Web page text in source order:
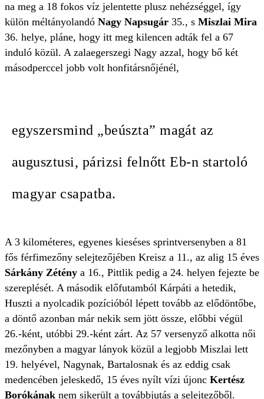
na meg a 18 fokos víz jelentette plusz nehézséggel, így
külön méltányolandó Nagy Napsugár 35., s Miszlai Mira
36. helye, pláne, hogy itt meg kilencen adták fel a 67
induló közül. A zalaegerszegi Nagy azzal, hogy bő két
másodperccel jobb volt honfitársnőjénél,
egyszersmind „beúszta” magát az
augusztusi, párizsi felnőtt Eb-n startoló
magyar csapatba.
A 3 kilométeres, egyenes kieséses sprintversenyben a 81
fős férfimezőny selejtezőjében Kreisz a 11., az alig 15 éves
Sárkány Zétény a 16., Pittlik pedig a 24. helyen fejezte be
szereplését. A második előfutamból Kárpáti a hetedik,
Huszti a nyolcadik pozícióból lépett tovább az elődöntőbe,
a döntő azonban már nekik sem jött össze, előbbi végül
26.-ként, utóbbi 29.-ként zárt. Az 57 versenyző alkotta női
mezőnyben a magyar lányok közül a legjobb Miszlai lett
19. helyével, Nagynak, Bartalosnak és az eddig csak
medencében jeleskedő, 15 éves nyílt vízi újonc Kertész
Borókának nem sikerült a továbbjutás a selejtezőből.